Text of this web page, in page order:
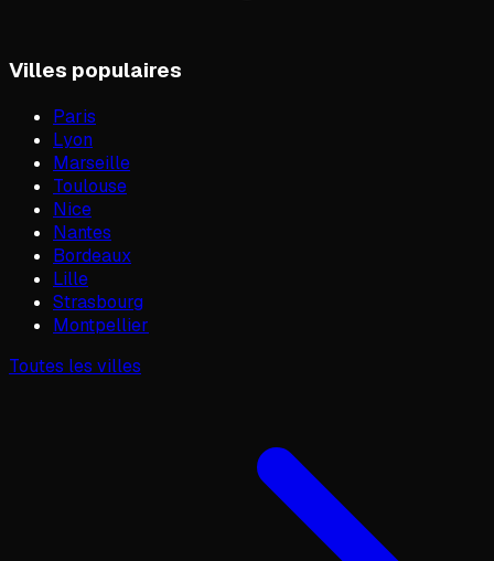
Villes populaires
Paris
Lyon
Marseille
Toulouse
Nice
Nantes
Bordeaux
Lille
Strasbourg
Montpellier
Toutes les villes